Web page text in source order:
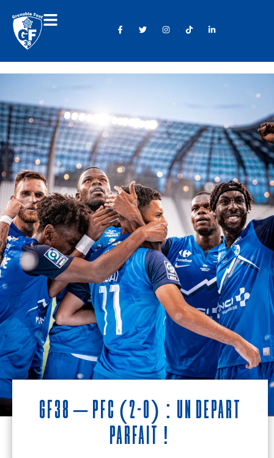
GF38 – PFC (2-0) : Un départ
parfait !